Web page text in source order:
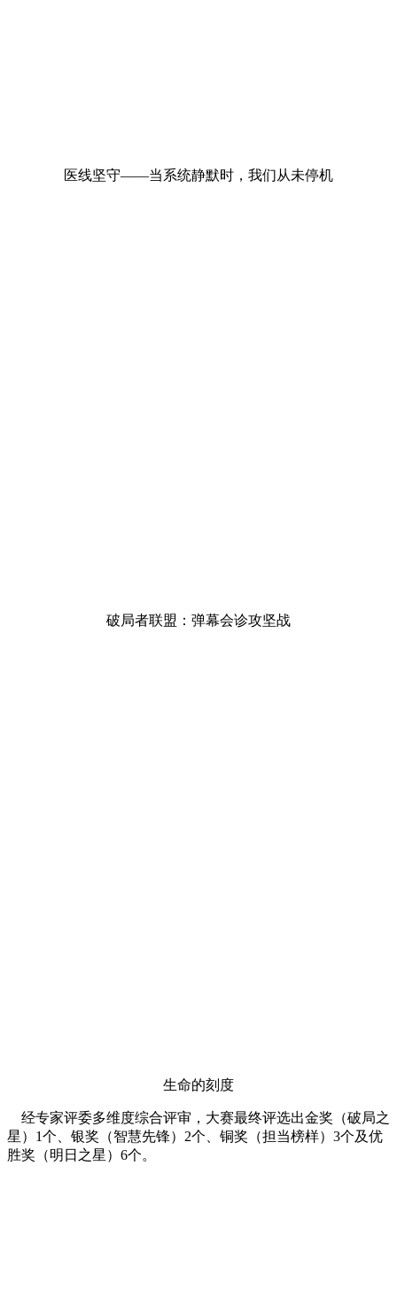
医线坚守——当系统静默时，我们从未停机
破局者联盟：弹幕会诊攻坚战
生命的刻度
经专家评委多维度综合评审，大赛最终评选出金奖（破局之
星）1个、银奖（智慧先锋）2个、铜奖（担当榜样）3个及优
胜奖（明日之星）6个。